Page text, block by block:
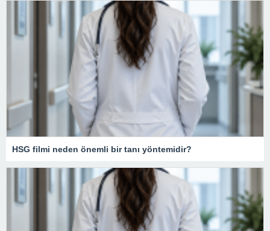
HSG filmi neden önemli bir tanı yöntemidir?